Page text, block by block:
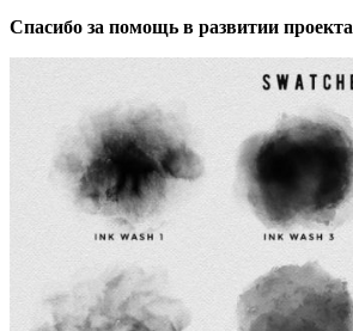
Спасибо за помощь в развитии проекта